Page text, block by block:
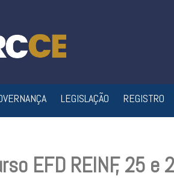
LEGISLAÇÃO REGISTRO
EFD REINF, 25